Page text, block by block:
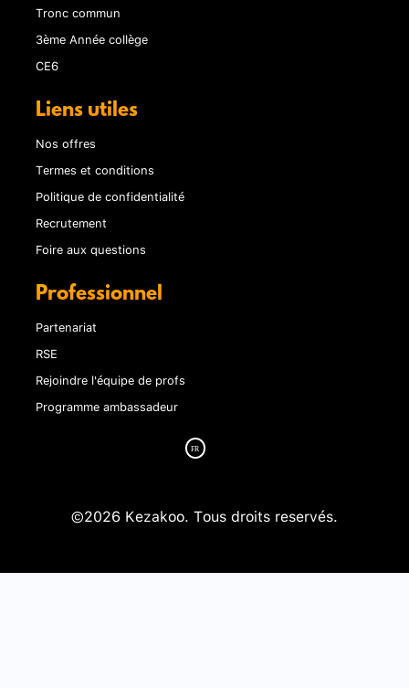
Tronc commun
3ème Année collège
CE6
Liens utiles
Nos offres
Termes et conditions
Politique de confidentialité
Recrutement
Foire aux questions
Professionnel
Partenariat
RSE
Rejoindre l'équipe de profs
Programme ambassadeur
©2026 Kezakoo. Tous droits reservés.